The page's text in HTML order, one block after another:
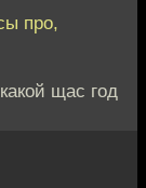
про,
щас год